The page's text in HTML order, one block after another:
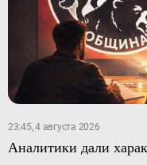
23:45, 4 августа 2026
Аналитики дали